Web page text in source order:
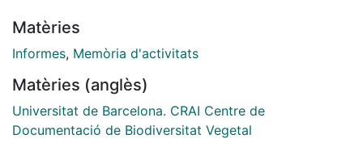
Matèries
Informes, Memòria d'activitats
Matèries (anglès)
Universitat de Barcelona. CRAI Centre de
Documentació de Biodiversitat Vegetal